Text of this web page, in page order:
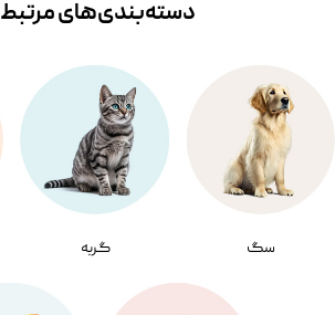
سگ گربه
دسته‌بندی‌‌های مرتبط